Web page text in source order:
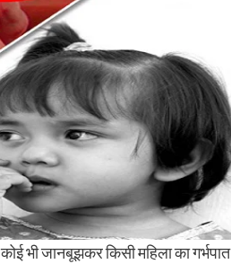
भी जानबूझकर किसी महिला का गर्भपात